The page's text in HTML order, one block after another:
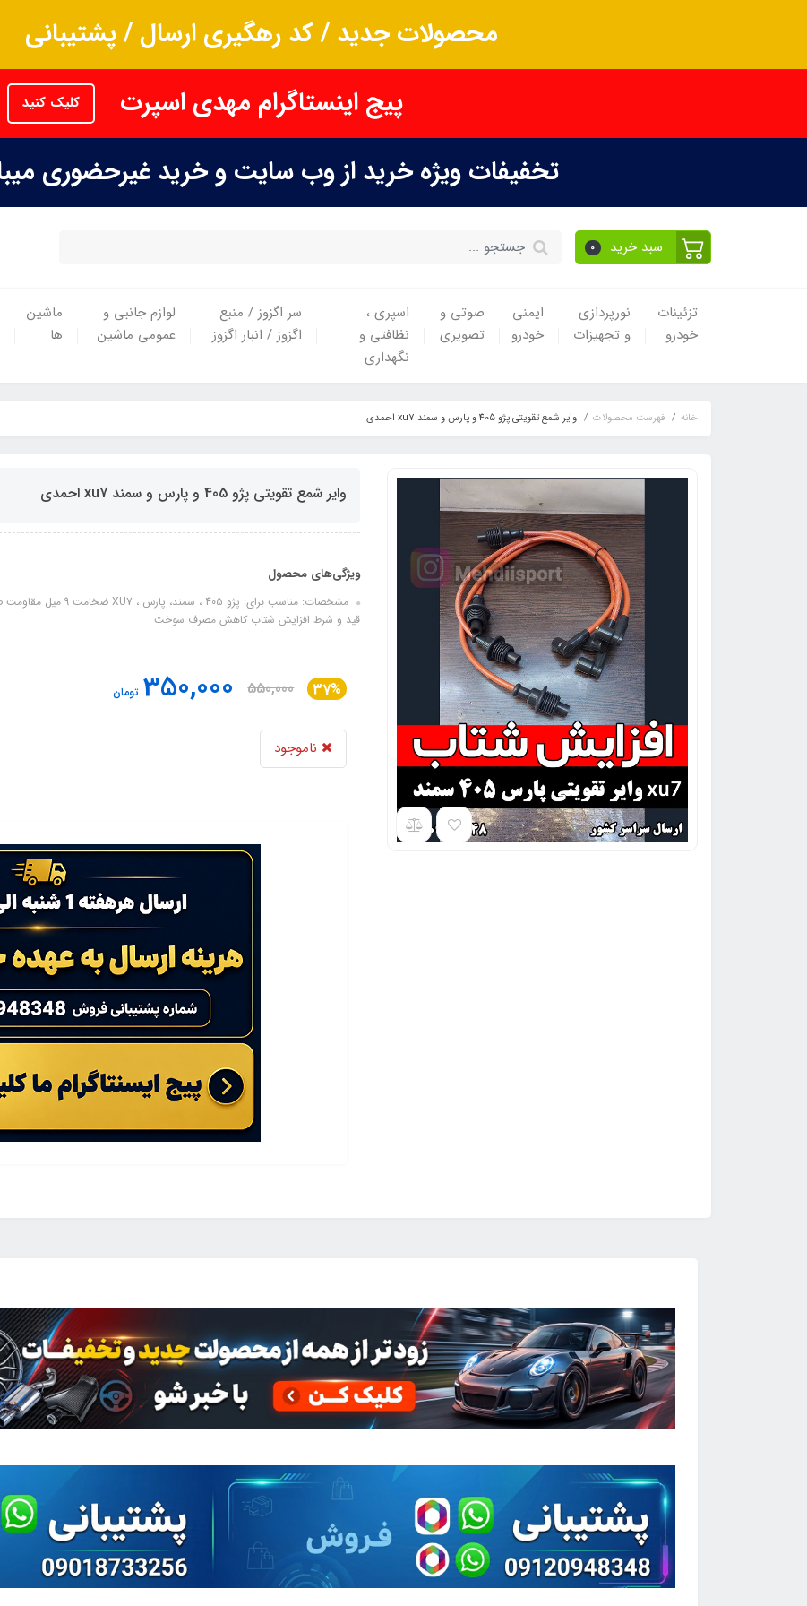
محصولات جدید / کد رهگیری ارسال / پشتیبانی
پیج اینستاگرام مهدی اسپرت کلیک کنید
تخفیفات ویژه خرید از وب سایت و خرید غیرحضوری
سبد خرید 0
تزئینات
خودرو
نورپردازی
و تجهیزات
ایمنی
خودرو
صوتی و
تصویری
اسپری ،
نظافتی و
نگهداری
سر اگزوز / منبع
اگزوز / انبار اگزوز
لوازم جانبی و
عمومی ماشین
ماشین
ها
خانه فهرست محصولات وایر شمع تقویتی پژو 405 و پارس و سمند xu7 احمدی
وایر شمع تقویتی پژو 405 و پارس و سمند xu7 احمدی
ویژگی‌های محصول
قید و شرط افزایش شتاب کاهش مصرف سوخت
37%
550,000
350,000 تومان
ناموجود